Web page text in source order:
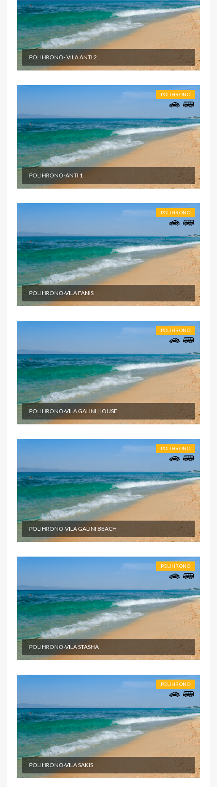
POLIHRONO- VILA ANTI 2
POLIHRONO
POLIHRONO-ANTI 1
POLIHRONO
POLIHRONO-VILA FANIS
POLIHRONO
POLIHRONO-VILA GALINI HOUSE
POLIHRONO
POLIHRONO-VILA GALINI BEACH
POLIHRONO
POLIHRONO-VILA STASHA
POLIHRONO
POLIHRONO-VILA SAKIS